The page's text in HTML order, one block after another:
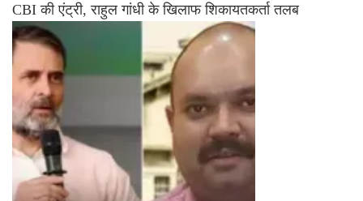
CBI की एंट्री, राहुल गांधी के खिलाफ शिकायतकर्ता तलब